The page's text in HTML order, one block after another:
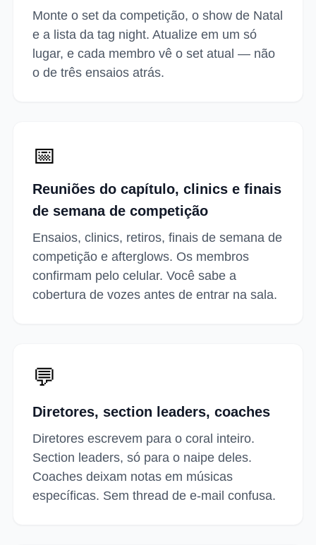
Monte o set da competição, o show de Natal
e a lista da tag night. Atualize em um só
lugar, e cada membro vê o set atual — não
o de três ensaios atrás.
📅
Reuniões do capítulo, clinics e finais
de semana de competição
Ensaios, clinics, retiros, finais de semana de
competição e afterglows. Os membros
confirmam pelo celular. Você sabe a
cobertura de vozes antes de entrar na sala.
💬
Diretores, section leaders, coaches
Diretores escrevem para o coral inteiro.
Section leaders, só para o naipe deles.
Coaches deixam notas em músicas
específicas. Sem thread de e-mail confusa.